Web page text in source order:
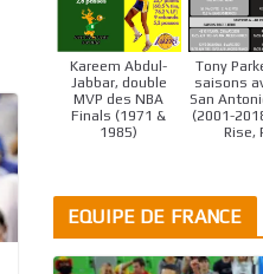
Kareem Abdul-
Jabbar, double
MVP des NBA
Finals (1971 &
1985)
Tony
saisons
San
(2001-
Rise,
EQUIPE DE FRANCE